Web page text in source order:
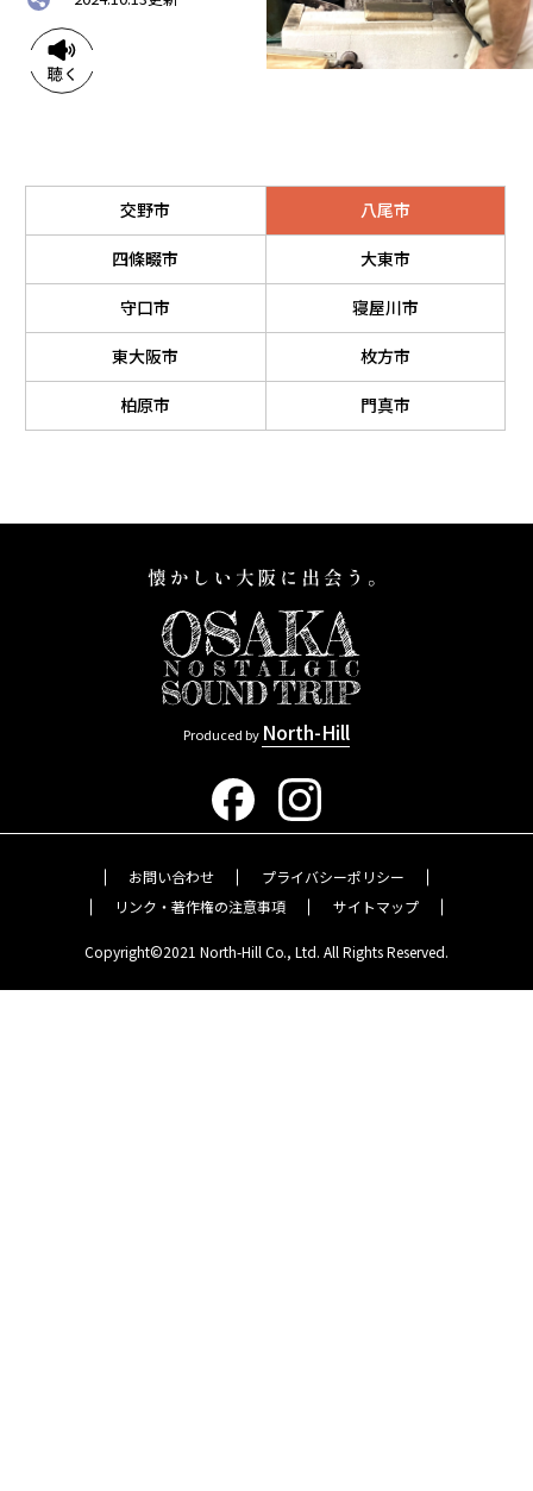
交野市 八尾市
四條畷市 大東市
守口市 寝屋川市
東大阪市 枚方市
柏原市 門真市
Produced by North-Hill
お問い合わせ
プライバシーポリシー
リンク・著作権の注意事項
サイトマップ
Copyright©2021 North-Hill Co., Ltd. All Rights Reserved.